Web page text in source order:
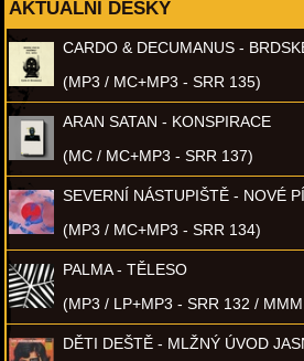
AKTUÁLNÍ DESKY
CARDO & DECUMANUS -
(MP3 / MC+MP3 - SRR 135)
ARAN SATAN - KONSPIRACE
(MC / MC+MP3 - SRR 137)
SEVERNÍ NÁSTUPIŠTĚ - NOVÉ
(MP3 / MC+MP3 - SRR 134)
PALMA - TĚLESO
(MP3 / LP+MP3 - SRR 132 /
DĚTI DEŠTĚ - MLŽNÝ ÚVOD